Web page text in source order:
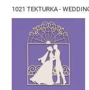
1021 TEKTURKA -